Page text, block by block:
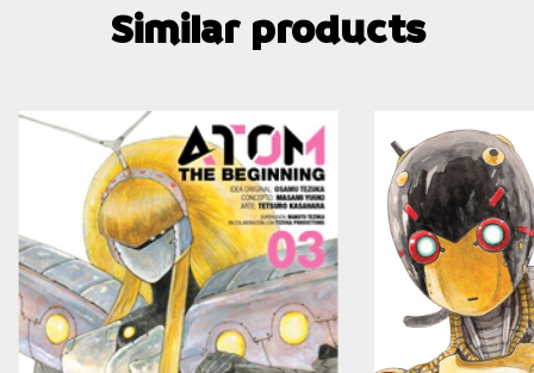
Similar products